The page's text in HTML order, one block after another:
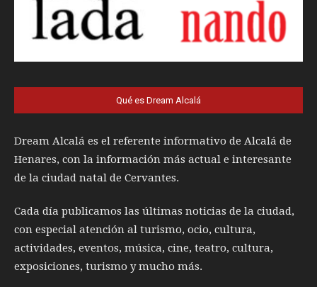
Qué es Dream Alcalá
Dream Alcalá es el referente informativo de Alcalá de
Henares, con la información más actual e interesante
de la ciudad natal de Cervantes.
Cada día publicamos las últimas noticias de la ciudad,
con especial atención al turismo, ocio, cultura,
actividades, eventos, música, cine, teatro, cultura,
exposiciones, turismo y mucho más.